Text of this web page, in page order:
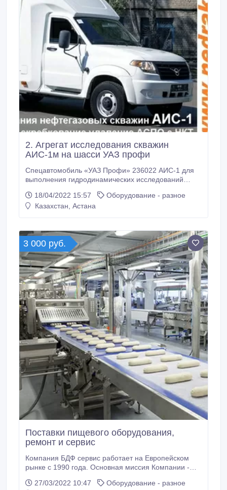
2. Агрегат исследования скважин
АИС-1м на шасси УАЗ профи
Спецавтомобиль «УАЗ Профи» 236022 АИС-1 для
выполнения гидродинамических исследований
проведения ремонтных работ с помощью
инструмента, спускаемого на скребковой
скважин для ремонтных работах на нефтегазовых
скважинах, внутрискважинный ремонт, проведение
ловильных работ.
18/04/2022 15:57
Оборудование - разное
Казахстан, Астана
3 000 руб.
Поставки пищевого оборудования,
ремонт и сервис
Компания БДФ сервис работает на Европейском
рынке с 1990 года. Основная миссия Компании -
сервисные услуги, поставки запчастей от ведущих
27/03/2022 10:47
Оборудование - разное